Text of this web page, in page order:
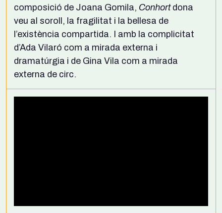
composició de Joana Gomila, Conhortdona
veu al soroll, la fragilitat i la bellesa de
l’existència compartida. I amb la complicitat
d’Ada Vilaró com a mirada externa i
dramatúrgia i de Gina Vila com a mirada
externa de circ.